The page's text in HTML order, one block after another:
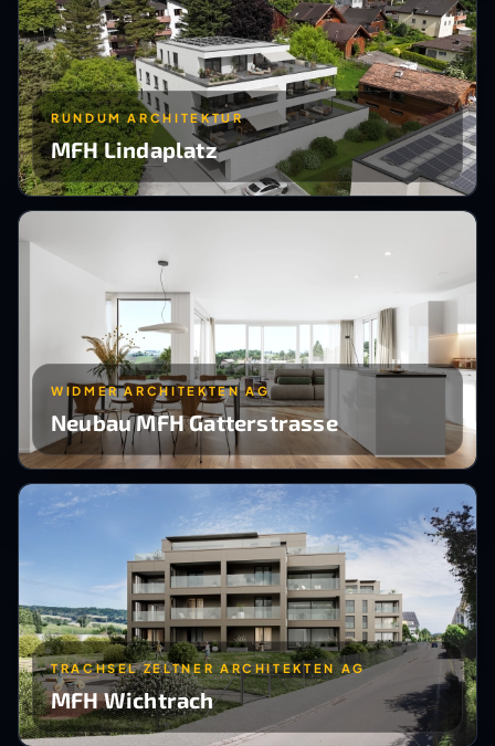
RUNDUM ARCHITEKTUR
MFH Lindaplatz
WIDMER ARCHITEKTEN AG
Neubau MFH Gatterstrasse
TRACHSEL ZELTNER ARCHITEKTEN AG
MFH Wichtrach